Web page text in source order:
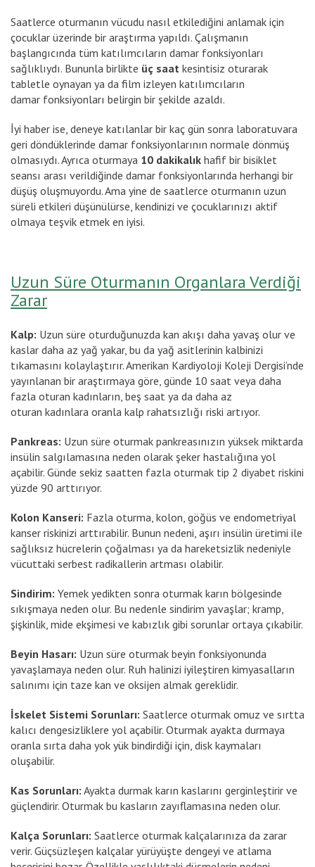
Saatlerce oturmanın vücudu nasıl etkilediğini anlamak için
çocuklar üzerinde bir araştırma yapıldı. Çalışmanın
başlangıcında tüm katılımcıların damar fonksiyonları
sağlıklıydı. Bununla birlikte üç saat kesintisiz oturarak
tabletle oynayan ya da film izleyen katılımcıların
damar fonksiyonları belirgin bir şekilde azaldı.
İyi haber ise, deneye katılanlar bir kaç gün sonra laboratuvara
geri döndüklerinde damar fonksiyonlarının normale dönmüş
olmasıydı. Ayrıca oturmaya 10 dakikalık hafif bir bisiklet
seansı arası verildiğinde damar fonksiyonlarında herhangi bir
düşüş oluşmuyordu. Ama yine de saatlerce oturmanın uzun
süreli etkileri düşünülürse, kendinizi ve çocuklarınızı aktif
olmaya teşvik etmek en iyisi.
Uzun Süre Oturmanın Organlara Verdiği
Zarar
Kalp: Uzun süre oturduğunuzda kan akışı daha yavaş olur ve
kaslar daha az yağ yakar, bu da yağ asitlerinin kalbinizi
tıkamasını kolaylaştırır. Amerikan Kardiyoloji Koleji Dergisi’nde
yayınlanan bir araştırmaya göre, günde 10 saat veya daha
fazla oturan kadınların, beş saat ya da daha az
oturan kadınlara oranla kalp rahatsızlığı riski artıyor.
Pankreas: Uzun süre oturmak pankreasınızın yüksek miktarda
insülin salgılamasına neden olarak şeker hastalığına yol
açabilir. Günde sekiz saatten fazla oturmak tip 2 diyabet riskini
yüzde 90 arttırıyor.
Kolon Kanseri: Fazla oturma, kolon, göğüs ve endometriyal
kanser riskinizi arttırabilir. Bunun nedeni, aşırı insülin üretimi ile
sağlıksız hücrelerin çoğalması ya da hareketsizlik nedeniyle
vücuttaki serbest radikallerin artması olabilir.
Sindirim: Yemek yedikten sonra oturmak karın bölgesinde
sıkışmaya neden olur. Bu nedenle sindirim yavaşlar; kramp,
şişkinlik, mide ekşimesi ve kabızlık gibi sorunlar ortaya çıkabilir.
Beyin Hasarı: Uzun süre oturmak beyin fonksiyonunda
yavaşlamaya neden olur. Ruh halinizi iyileştiren kimyasalların
salınımı için taze kan ve oksijen almak gereklidir.
İskelet Sistemi Sorunları: Saatlerce oturmak omuz ve sırtta
kalıcı dengesizliklere yol açabilir. Oturmak ayakta durmaya
oranla sırta daha yok yük bindirdiği için, disk kaymaları
oluşabilir.
Kas Sorunları: Ayakta durmak karın kaslarını gerginleştirir ve
güçlendirir. Oturmak bu kasların zayıflamasına neden olur.
Kalça Sorunları: Saatlerce oturmak kalçalarınıza da zarar
verir. Güçsüzleşen kalçalar yürüyüşte dengeyi ve atlama